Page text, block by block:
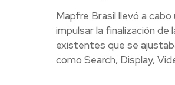
Mapfre Brasil llevó a cabo
impulsar la finalización
existentes que se
como Search, Display,